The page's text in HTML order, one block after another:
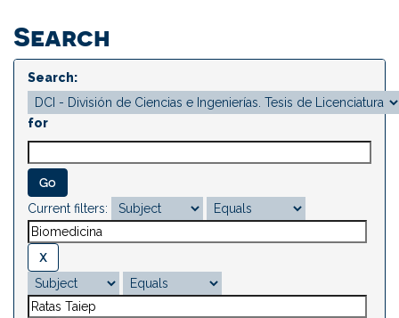
Search
Search:
for
Current filters: